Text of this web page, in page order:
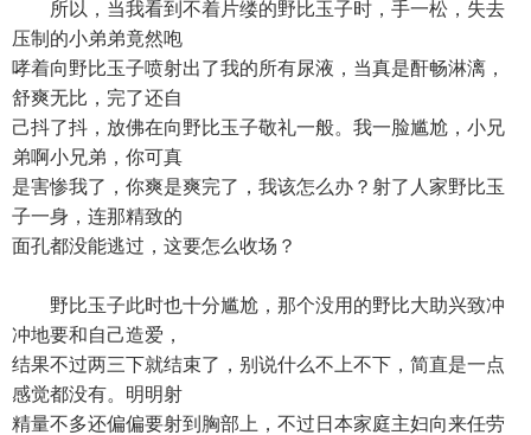
所以，当我看到不着片缕的野比玉子时，手一松，失去
压制的小弟弟竟然咆
哮着向野比玉子喷射出了我的所有尿液，当真是酐畅淋漓，
舒爽无比，完了还自
己抖了抖，放佛在向野比玉子敬礼一般。我一脸尴尬，小兄
弟啊小兄弟，你可真
是害惨我了，你爽是爽完了，我该怎么办？射了人家野比玉
子一身，连那精致的
面孔都没能逃过，这要怎么收场？
野比玉子此时也十分尴尬，那个没用的野比大助兴致冲
冲地要和自己造爱，
结果不过两三下就结束了，别说什么不上不下，简直是一点
感觉都没有。明明射
精量不多还偏偏要射到胸部上，不过日本家庭主妇向来任劳